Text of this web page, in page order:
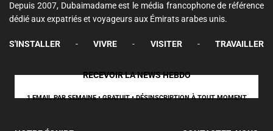
Depuis 2007, Dubaimadame est le média francophone de référence
dédié aux expatriés et voyageurs aux Émirats arabes unis.
S'INSTALLER - VIVRE - VISITER - TRAVAILLER
RECEVOIR LA NEWS HEBDO
1 EMAIL PAR SEMAINE • GRATUIT • DÉSINSCRIPTION À TOUT MOMENT